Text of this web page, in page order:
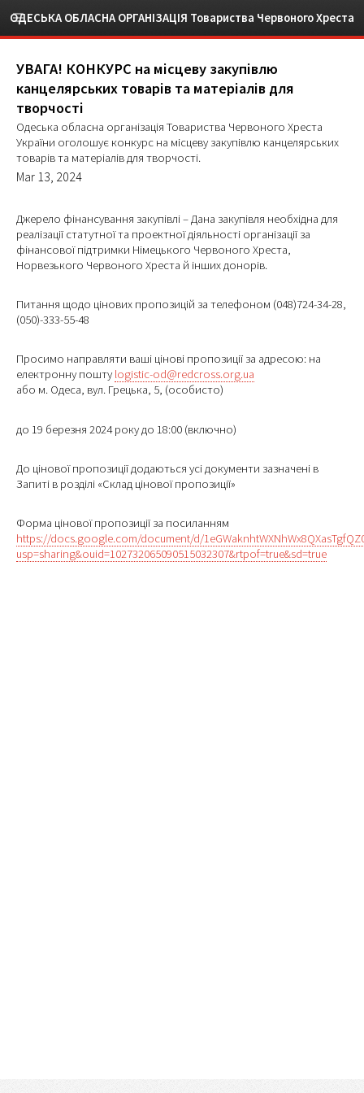
УВАГА! КОНКУРС на місцеву закупівлю
канцелярських товарів та матеріалів для
творчості
Одеська обласна організація Товариства Червоного Хреста
України оголошує конкурс на місцеву закупівлю канцелярських
товарів та матеріалів для творчості.
Mar 13, 2024
Джерело фінансування закупівлі – Дана закупівля необхідна для
реалізації статутної та проектної діяльності організації за
фінансової підтримки Німецького Червоного Хреста,
Норвезького Червоного Хреста й інших донорів.
Питання щодо цінових пропозицій за телефоном (048)724-34-28,
(050)-333-55-48
Просимо направляти ваші цінові пропозиції за адресою: на
електронну пошту logistic-od@redcross.org.ua
або м. Одеса, вул. Грецька, 5, (особисто)
до 19 березня 2024 року до 18:00 (включно)
До цінової пропозиції додаються усі документи зазначені в
Запиті в розділі «Склад цінової пропозиції»
Форма цінової пропозиції за посиланням
https://docs.google.com/document/d/
usp=sharing&ouid=102732065090515032307&rtpof=true&sd=true
ОДЕСЬКА ОБЛАСНА ОРГАНІЗАЦІЯ Товариства Червоного Хреста